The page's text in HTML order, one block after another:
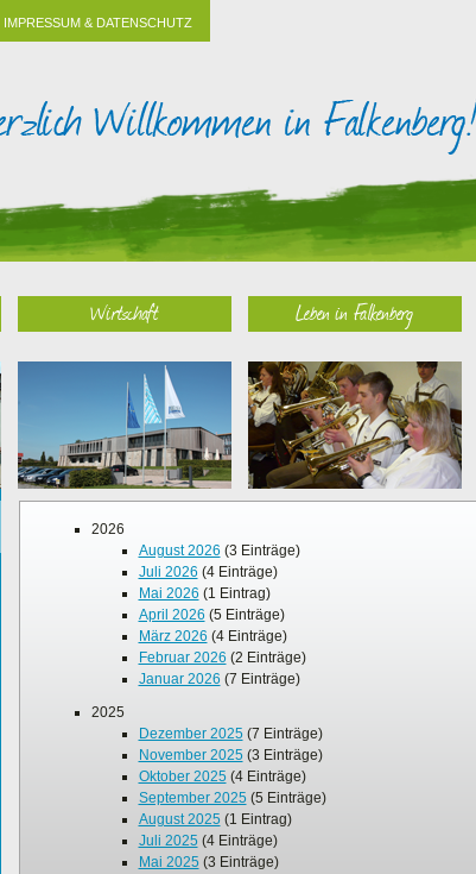
IMPRESSUM & DATENSCHUTZ
Wirtschaft Leben in Falkenberg
2026
August 2026 (3 Einträge)
Juli 2026 (4 Einträge)
Mai 2026 (1 Eintrag)
April 2026 (5 Einträge)
März 2026 (4 Einträge)
Februar 2026 (2 Einträge)
Januar 2026 (7 Einträge)
2025
Dezember 2025(7 Einträge)
November 2025(3 Einträge)
Oktober 2025(4 Einträge)
September 2025(5 Einträge)
August 2025(1 Eintrag)
Juli 2025 (4 Einträge)
Mai 2025 (3 Einträge)